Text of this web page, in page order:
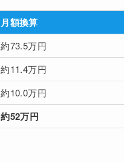
月額換算
約73.5万円
約11.4万円
約10.0万円
約52万円